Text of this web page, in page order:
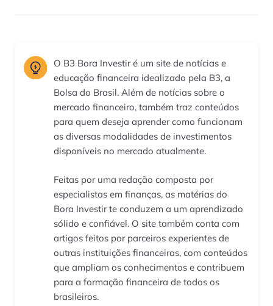
O B3 Bora Investir é um site de notícias e
educação financeira idealizado pela B3, a
Bolsa do Brasil. Além de notícias sobre o
mercado financeiro, também traz conteúdos
para quem deseja aprender como funcionam
as diversas modalidades de investimentos
disponíveis no mercado atualmente.
Feitas por uma redação composta por
especialistas em finanças, as matérias do
Bora Investir te conduzem a um aprendizado
sólido e confiável. O site também conta com
artigos feitos por parceiros experientes de
outras instituições financeiras, com conteúdos
que ampliam os conhecimentos e contribuem
para a formação financeira de todos os
brasileiros.